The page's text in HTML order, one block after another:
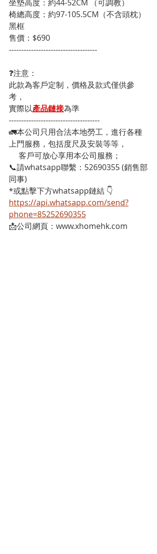
坐墊高度：約44-52CM （可調教）
椅總高度：約97-105.5CM（不含頭枕）
黑框
售價：$690
------------------------------------
❓注意：
此款為客戶定制，價格及款式僅供參
考，
實際以產品鏈接為準
-------------------------------------
🚛本公司只用合法本地勞工，進行各種
上門服務，包括度尺及安裝等等，
     客戶可放心享用本公司服務；
📞請whatsapp聯繫：52690355 (銷售部
同事)
*或點擊下方whatsapp鏈結 👇
https://api.whatsapp.com/send?
phone=85252690355
📩公司網頁：www.xhomehk.com